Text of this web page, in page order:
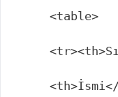
<table>